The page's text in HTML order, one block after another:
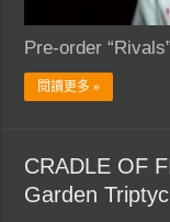
Pre-order
閱讀更多 »
CRADLE OF
Garden